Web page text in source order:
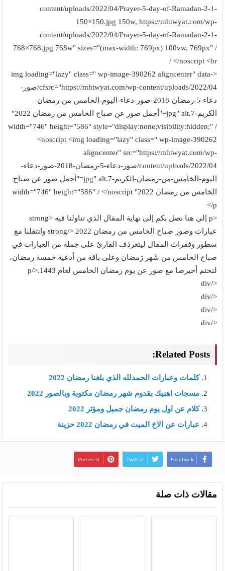
content/uploads/2022/04/Prayer-5-day-of-Ramadan-2-1-
150×150.jpg 150w, https://mhtwyat.com/wp-
content/uploads/2022/04/Prayer-5-day-of-Ramadan-2-1-
768×768.jpg 768w" sizes="(max-width: 769px) 100vw, 769px" /
</noscript <br /
<img loading="lazy" class=" wp-image-390262 aligncenter" data-
cfsrc="https://mhtwyat.com/wp-content/uploads/2022/04/صور-
دعاء-5-رمضان-2018-صور-دعاء-اليوم-الخامس-من-رمضان-
الكريم-7.jpg" alt="أجمل صور عن صباح الخامس من رمضان 2022"
width="746" height="586" style="display:none;visibility:hidden;" /
<noscript <img loading="lazy" class=" wp-image-390262
aligncenter" src="https://mhtwyat.com/wp-
content/uploads/2022/04/صور-دعاء-5-رمضان-2018-صور-دعاء-
اليوم-الخامس-من-رمضان-الكريم-7.jpg" alt="أجمل صور عن صباح
الخامس من رمضان 2022" width="746" height="586" / </noscript
</p
<p إلى هنا نصل بكم إلى نهاية المقال الذي تناولنا فيه <strong
عبارات وصور صباح الخامس من رمضان 2022 </strong وانتقلنا مع
سطور وفقرات المقال ليتعرذف القارئ على جملة من العبارات في
صباح الخامس من شَهر رَمضان وعلى باقة من أدعية خمسة رمضان،
لنختم أخيرصا مع صور عن يوم رمضان الخامس لعام 1443.</p
</div
</div
</div
</div
Related Posts:
كلمات وعبارات الحمدلله الذي بلغنا رمضان 2022
مسجات اهنيك بقدوم شهر رمضان مكتوبة وبالصور 2022
كلام عن اول يوم رمضان جميل ومؤثر 2022
عبارات عن الاخ الميت في رمضان 2022 حزينة
Facebook
Twitter
Pinterest
مقالات ذات صلة